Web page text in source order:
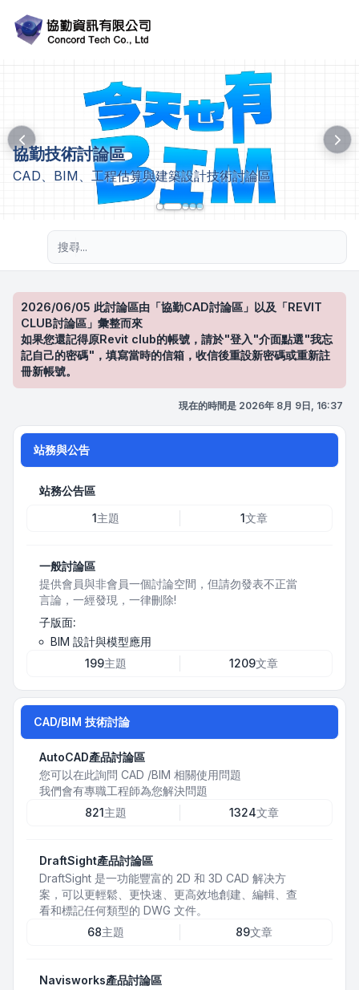
協勤技術討論區
CAD、BIM、工程估算與建築設計技術討論區
2026/06/05 此討論區由「協勤CAD討論區」以及「REVIT
CLUB討論區」彙整而來
如果您還記得原Revit club的帳號，請於"登入"介面點選"我忘
記自己的密碼"，填寫當時的信箱，收信後重設新密碼或重新註
冊新帳號。
現在的時間是 2026年 8月 9日, 16:37
站務與公告
站務公告區
1主題 1文章
一般討論區
提供會員與非會員一個討論空間，但請勿發表不正當
言論，一經發現，一律刪除!
子版面:
BIM 設計與模型應用
199主題 1209文章
CAD/BIM 技術討論
AutoCAD產品討論區
您可以在此詢問 CAD /BIM 相關使用問題
我們會有專職工程師為您解決問題
821主題 1324文章
DraftSight產品討論區
DraftSight 是一功能豐富的 2D 和 3D CAD 解决方
案，可以更輕鬆、更快速、更高效地創建、編輯、查
看和標記任何類型的 DWG 文件。
68主題 89文章
Navisworks產品討論區